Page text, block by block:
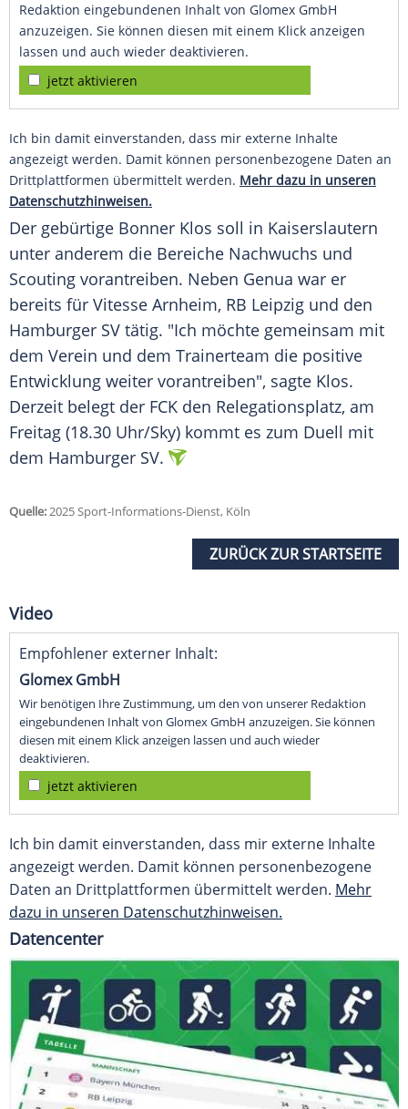
Redaktion eingebundenen Inhalt von Glomex GmbH
anzuzeigen. Sie können diesen mit einem Klick anzeigen
lassen und auch wieder deaktivieren.
jetzt aktivieren
Ich bin damit einverstanden, dass mir externe Inhalte
angezeigt werden. Damit können personenbezogene Daten an
Drittplattformen übermittelt werden. Mehr dazu in unseren
Datenschutzhinweisen.
Der gebürtige Bonner Klos soll in Kaiserslautern
unter anderem die Bereiche Nachwuchs und
Scouting vorantreiben. Neben Genua war er
bereits für Vitesse Arnheim, RB Leipzig und den
Hamburger SV tätig. "Ich möchte gemeinsam mit
dem Verein und dem Trainerteam die positive
Entwicklung weiter vorantreiben", sagte Klos.
Derzeit belegt der FCK den Relegationsplatz, am
Freitag (18.30 Uhr/Sky) kommt es zum Duell mit
dem Hamburger SV.
Quelle:2025 Sport-Informations-Dienst, Köln
ZURÜCK ZUR STARTSEITE
Video
Empfohlener externer Inhalt:
Glomex GmbH
Wir benötigen Ihre Zustimmung, um den von unserer Redaktion
eingebundenen Inhalt von Glomex GmbH anzuzeigen. Sie können
diesen mit einem Klick anzeigen lassen und auch wieder
deaktivieren.
jetzt aktivieren
Ich bin damit einverstanden, dass mir externe Inhalte
angezeigt werden. Damit können personenbezogene
Daten an Drittplattformen übermittelt werden. Mehr
dazu in unseren Datenschutzhinweisen.
Datencenter